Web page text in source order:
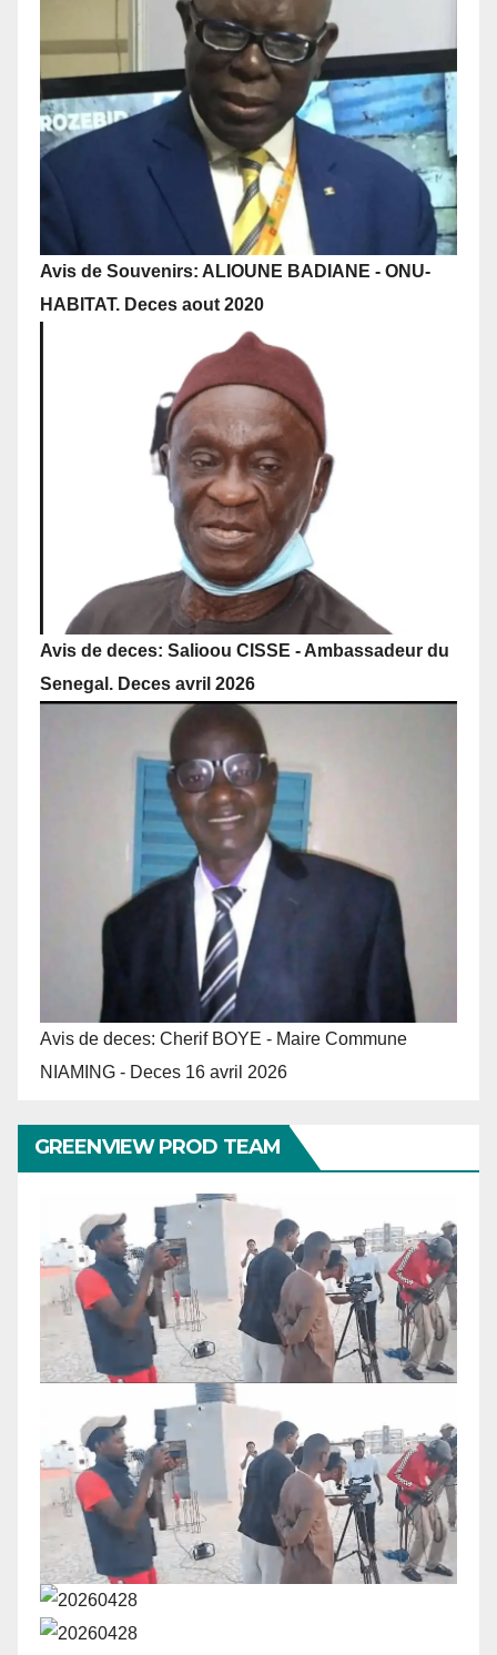
Avis de Souvenirs: ALIOUNE BADIANE - ONU-
HABITAT. Deces aout 2020
Avis de deces: Salioou CISSE - Ambassadeur du
Senegal. Deces avril 2026
Avis de deces: Cherif BOYE - Maire Commune
NIAMING - Deces 16 avril 2026
GREENVIEW PROD TEAM